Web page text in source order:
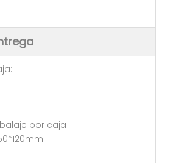
por caja:
embalaje por caja: